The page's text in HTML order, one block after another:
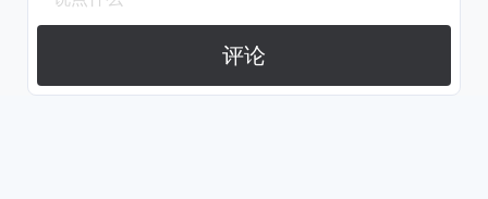
评论